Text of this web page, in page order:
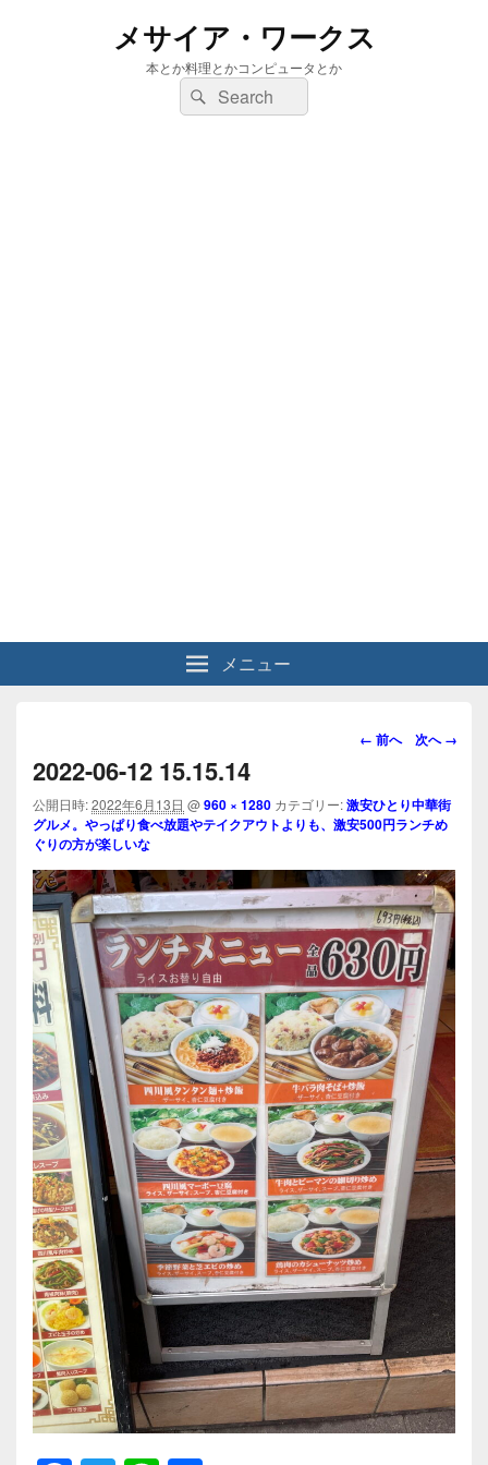
メサイア・ワークス
本とか料理とかコンピュータとか
検
索:
検
索
メニュー
画
ビ
ゲ
シ
ョ
ン
← 前へ 次へ →
2022-06-12 15.15.14
公開日時:2022年6月13日 @960 × 1280 カテゴリー:激安ひとり中華街
グルメ。やっぱり食べ放題やテイクアウトよりも、激安500円ランチめ
ぐりの方が楽しいな